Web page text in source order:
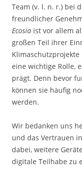
Team (v. l. n. r.) bei
freundlicher
Ecosia ist vor allem
großen Teil ihrer
eine wichtige Rolle,
prägt. Denn bevor
können sie häufig
werden.
Wir bedanken uns
und das Vertrauen
dabei, weitere
digitale Teilhabe zu